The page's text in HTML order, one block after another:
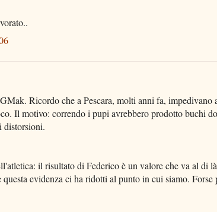
Ricordo che a Pescara, molti anni fa, impedivano
Il motivo: correndo i pupi avrebbero prodotto buchi
distorsioni.
il risultato di Federico è un valore che va al di
evidenza ci ha ridotti al punto in cui siamo. Forse